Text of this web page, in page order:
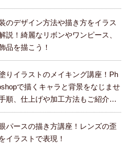
のデザイン方法や描き方をイラス
説！綺麗なリボンやワンピース、
品を描こう！
りイラストのメイキング講座！Ph
で描くキャラと背景をなじませ
順、仕上げや加工方法もご紹介し
。
パースの描き方講座！レンズの歪
イラストで表現！